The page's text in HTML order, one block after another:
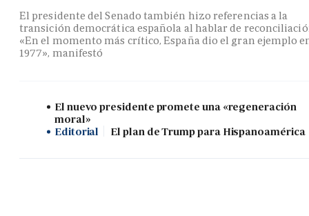
El presidente del Senado también hizo referencias a la
transición democrática española al hablar de
«En el momento más crítico, España dio el gran ejemplo
1977», manifestó
El nuevo presidente promete una «regeneración
moral»
Editorial
El plan de Trump para Hispanoamérica